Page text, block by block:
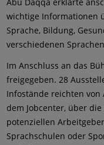
wichtige Informationen
Sprache, Bildung,
verschiedenen
Im Anschluss an das
freigegeben. 28
Infostände reichten
dem Jobcenter, über
potenziellen
Sprachschulen oder